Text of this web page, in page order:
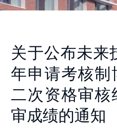
关于公布未来
年申请考核制
二次资格审核
审成绩的通知